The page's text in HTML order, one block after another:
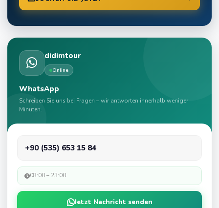
didimtour
Online
WhatsApp
Schreiben Sie uns bei Fragen – wir antworten innerhalb weniger
Minuten.
+90 (535) 653 15 84
08:00 – 23:00
Jetzt Nachricht senden